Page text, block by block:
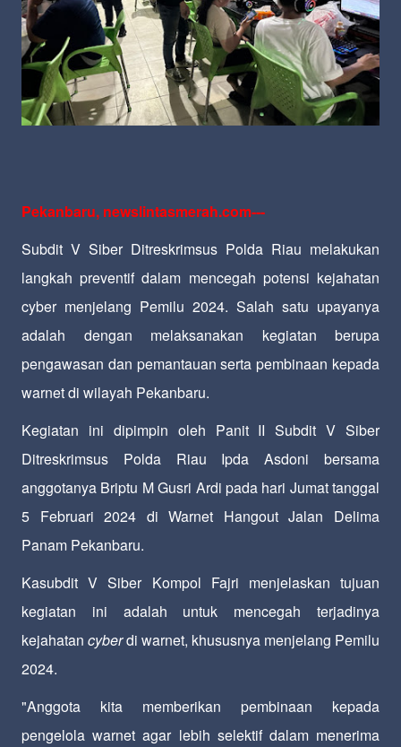
Pekanbaru, newslintasmerah.com---
Subdit V Siber Ditreskrimsus Polda Riau melakukan
langkah preventif dalam mencegah potensi kejahatan
cyber menjelang Pemilu 2024. Salah satu upayanya
adalah dengan melaksanakan kegiatan berupa
pengawasan dan pemantauan serta pembinaan kepada
warnet di wilayah Pekanbaru.
Kegiatan ini dipimpin oleh Panit II Subdit V Siber
Ditreskrimsus Polda Riau Ipda Asdoni bersama
anggotanya Briptu M Gusri Ardi pada hari Jumat tanggal
5 Februari 2024 di Warnet Hangout Jalan Delima
Panam Pekanbaru.
Kasubdit V Siber Kompol Fajri menjelaskan tujuan
kegiatan ini adalah untuk mencegah terjadinya
kejahatan cyberdi warnet, khususnya menjelang Pemilu
2024.
"Anggota kita memberikan pembinaan kepada
pengelola warnet agar lebih selektif dalam menerima